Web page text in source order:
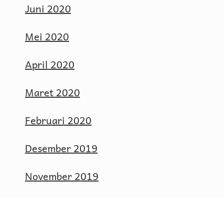
Juni 2020
Mei 2020
April 2020
Maret 2020
Februari 2020
Desember 2019
November 2019